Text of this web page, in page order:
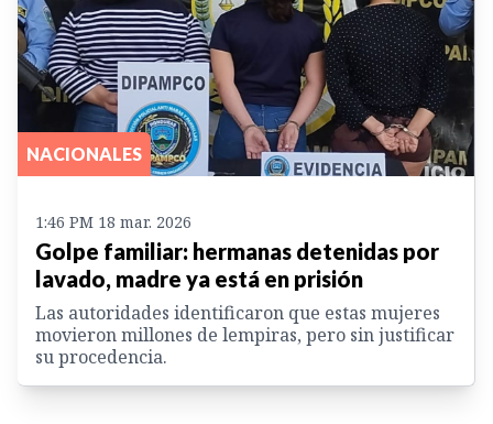
NACIONALES
1:46 PM 18 mar. 2026
Golpe familiar: hermanas detenidas por
lavado, madre ya está en prisión
Las autoridades identificaron que estas mujeres
movieron millones de lempiras, pero sin justificar
su procedencia.